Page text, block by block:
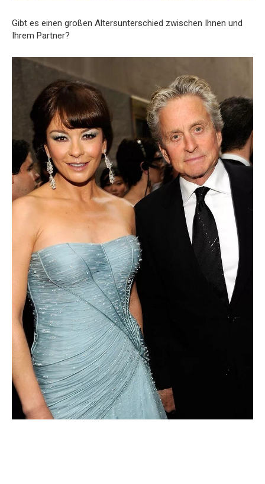
Gibt es einen großen Altersunterschied zwischen Ihnen und
Ihrem Partner?